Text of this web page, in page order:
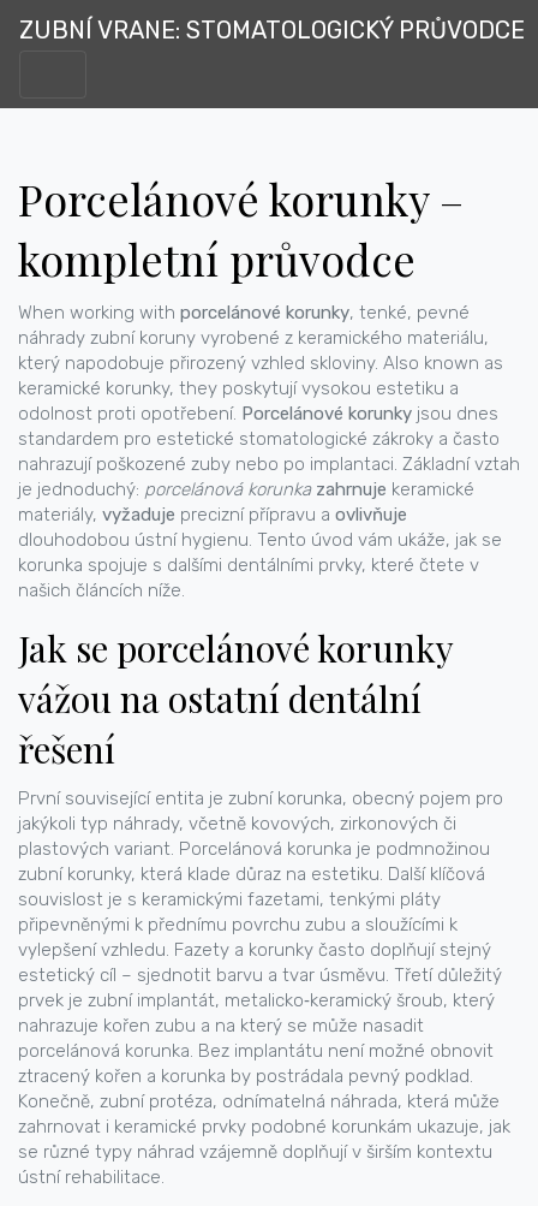
ZUBNÍ VRANE: STOMATOLOGICKÝ PRŮVODCE
Porcelánové korunky –
kompletní průvodce
When working with porcelánové korunky, tenké, pevné
náhrady zubní koruny vyrobené z keramického materiálu,
který napodobuje přirozený vzhled skloviny. Also known as
keramické korunky, they poskytují vysokou estetiku a
odolnost proti opotřebení. Porcelánové korunky jsou dnes
standardem pro estetické stomatologické zákroky a často
nahrazují poškozené zuby nebo po implantaci. Základní vztah
je jednoduchý: porcelánová korunka zahrnuje keramické
materiály, vyžaduje precizní přípravu a ovlivňuje
dlouhodobou ústní hygienu. Tento úvod vám ukáže, jak se
korunka spojuje s dalšími dentálními prvky, které čtete v
našich článcích níže.
Jak se porcelánové korunky
vážou na ostatní dentální
řešení
První související entita je zubní korunka, obecný pojem pro
jakýkoli typ náhrady, včetně kovových, zirkonových či
plastových variant. Porcelánová korunka je podmnožinou
zubní korunky, která klade důraz na estetiku. Další klíčová
souvislost je s keramickými fazetami, tenkými pláty
připevněnými k přednímu povrchu zubu a sloužícími k
vylepšení vzhledu. Fazety a korunky často doplňují stejný
estetický cíl – sjednotit barvu a tvar úsměvu. Třetí důležitý
prvek je zubní implantát, metalicko‑keramický šroub, který
nahrazuje kořen zubu a na který se může nasadit
porcelánová korunka. Bez implantátu není možné obnovit
ztracený kořen a korunka by postrádala pevný podklad.
Konečně, zubní protéza, odnímatelná náhrada, která může
zahrnovat i keramické prvky podobné korunkám ukazuje, jak
se různé typy náhrad vzájemně doplňují v širším kontextu
ústní rehabilitace.